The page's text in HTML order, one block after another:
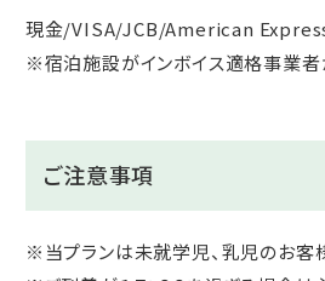
現金/VISA/JCB/American
※宿泊施設がインボイス適格事業者
ご注意事項
※当プランは未就学児、乳児のお客